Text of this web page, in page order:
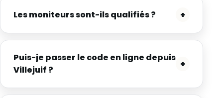
Les moniteurs sont-ils qualifiés ? +
Puis-je passer le code en ligne depuis
Villejuif ?
+